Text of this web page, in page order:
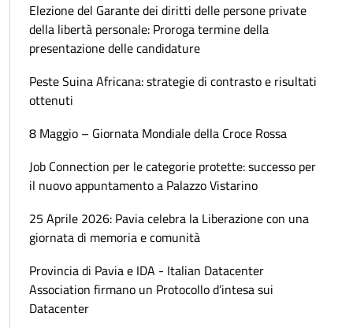
Elezione del Garante dei diritti delle persone private
della libertà personale: Proroga termine della
presentazione delle candidature
Peste Suina Africana: strategie di contrasto e risultati
ottenuti
8 Maggio – Giornata Mondiale della Croce Rossa
Job Connection per le categorie protette: successo per
il nuovo appuntamento a Palazzo Vistarino
25 Aprile 2026: Pavia celebra la Liberazione con una
giornata di memoria e comunità
Provincia di Pavia e IDA - Italian Datacenter
Association firmano un Protocollo d’intesa sui
Datacenter